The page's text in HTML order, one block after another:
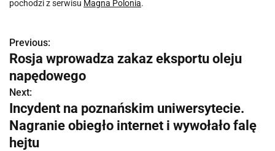
pochodzi z serwisu Magna Polonia.
N
a
w
i
g
Previous:
Rosja wprowadza zakaz eksportu oleju
napędowego
Next:
Incydent na poznańskim uniwersytecie.
Nagranie obiegło internet i wywołało falę
hejtu